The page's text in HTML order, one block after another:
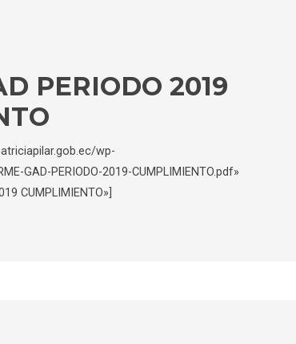
PERIODO 2019
wp-
GAD-PERIODO-2019-CUMPLIMIENTO.pdf»
CUMPLIMIENTO»]